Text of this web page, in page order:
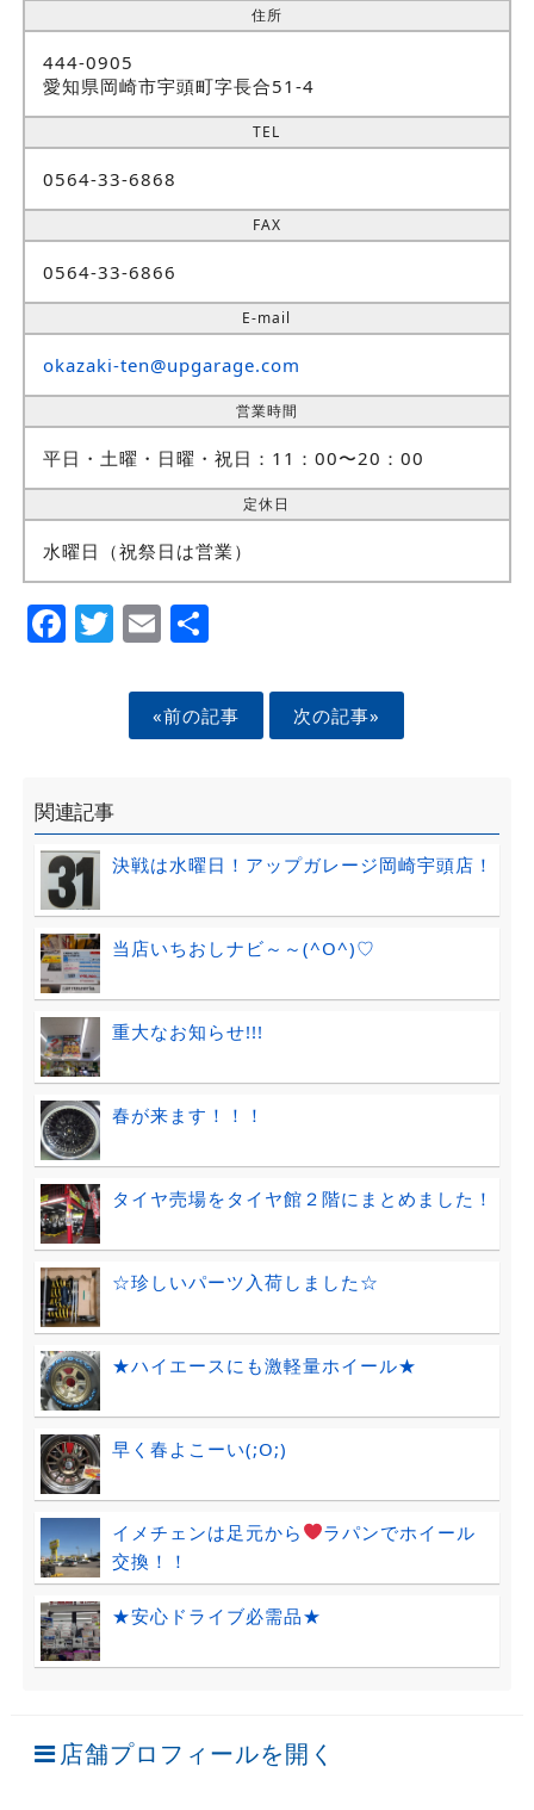
住所
444-0905
愛知県岡崎市宇頭町字長合51-4
TEL
0564-33-6868
FAX
0564-33-6866
E-mail
okazaki-ten@upgarage.com
営業時間
平日・土曜・日曜・祝日：11：00〜20：00
定休日
水曜日（祝祭日は営業）
Facebook
Twitter
EmailShare
«前の記事 次の記事»
関連記事
決戦は水曜日！アップガレージ岡崎宇頭店！
当店いちおしナビ～～(^O^)♡
重大なお知らせ!!!
春が来ます！！！
タイヤ売場をタイヤ館２階にまとめました！
☆珍しいパーツ入荷しました☆
★ハイエースにも激軽量ホイール★
早く春よこーい(;O;)
イメチェンは足元から
ラパンでホイール
交換！！
★安心ドライブ必需品★
店舗プロフィールを開く